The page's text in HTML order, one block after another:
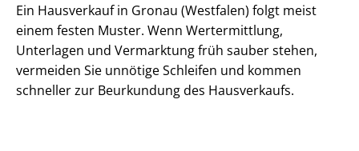
Ein Hausverkauf in Gronau (Westfalen) folgt meist
einem festen Muster. Wenn Wertermittlung,
Unterlagen und Vermarktung früh sauber stehen,
vermeiden Sie unnötige Schleifen und kommen
schneller zur Beurkundung des Hausverkaufs.